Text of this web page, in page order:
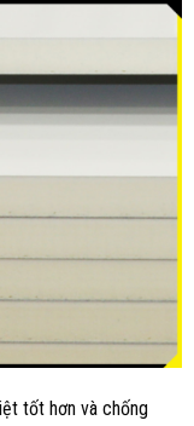
tốt hơn và chống